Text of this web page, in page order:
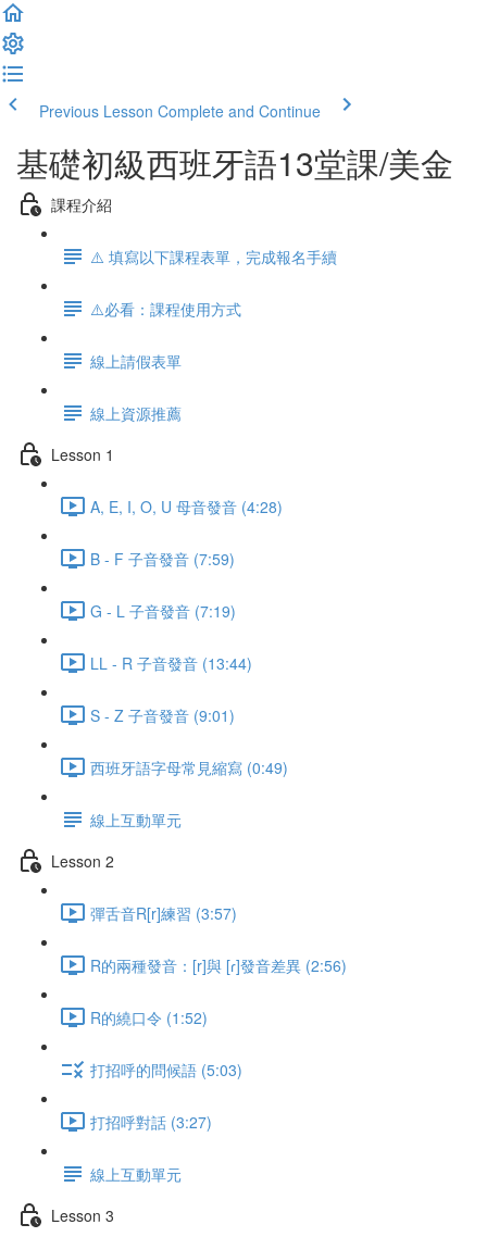
Previous Lesson Complete and Continue
基礎初級西班牙語13堂課/美金
課程介紹
⚠️ 填寫以下課程表單，完成報名手續
⚠️必看：課程使用方式
線上請假表單
線上資源推薦
Lesson 1
A, E, I, O, U 母音發音 (4:28)
B - F 子音發音 (7:59)
G - L 子音發音 (7:19)
LL - R 子音發音 (13:44)
S - Z 子音發音 (9:01)
西班牙語字母常見縮寫 (0:49)
線上互動單元
Lesson 2
彈舌音R[r]練習 (3:57)
R的兩種發音：[r]與 [ɾ]發音差異 (2:56)
R的繞口令 (1:52)
打招呼的問候語 (5:03)
打招呼對話 (3:27)
線上互動單元
Lesson 3